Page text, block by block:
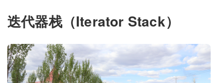
迭代器栈（Iterator Stack）